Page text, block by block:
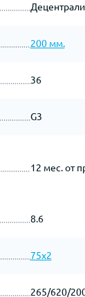
200 мм.
36
G3
12 мес. от
8.6
75х2
265/620/